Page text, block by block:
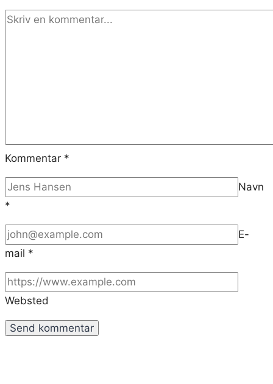
Kommentar *
Navn
*
E-
mail *
Websted